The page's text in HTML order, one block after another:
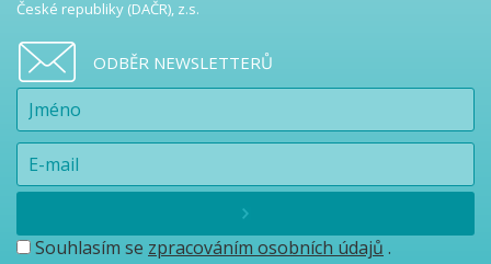
České republiky (DAČR), z.s.
ODBĚR NEWSLETTERŮ
Souhlasím se zpracováním osobních údajů .